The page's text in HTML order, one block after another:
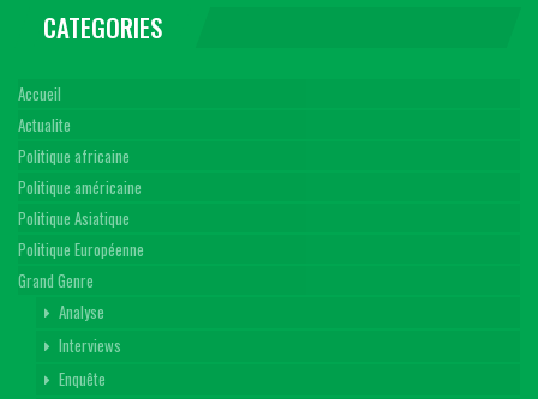
CATEGORIES
Accueil
Actualite
Politique africaine
Politique américaine
Politique Asiatique
Politique Européenne
Grand Genre
Analyse
Interviews
Enquête